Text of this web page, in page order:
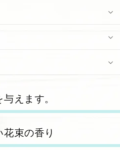
えます。
束の香り